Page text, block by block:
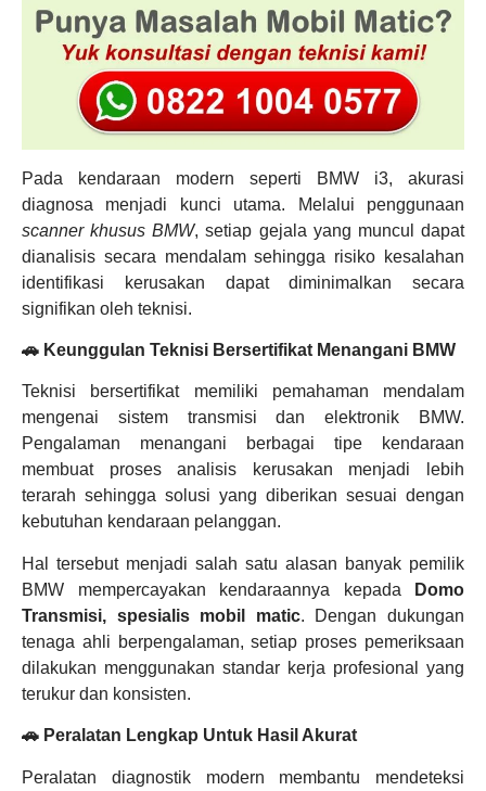
Pada kendaraan modern seperti BMW i3, akurasi
diagnosa menjadi kunci utama. Melalui penggunaan
scanner khusus BMW, setiap gejala yang muncul dapat
dianalisis secara mendalam sehingga risiko kesalahan
identifikasi kerusakan dapat diminimalkan secara
signifikan oleh teknisi.
🚗 Keunggulan Teknisi Bersertifikat Menangani BMW
Teknisi bersertifikat memiliki pemahaman mendalam
mengenai sistem transmisi dan elektronik BMW.
Pengalaman menangani berbagai tipe kendaraan
membuat proses analisis kerusakan menjadi lebih
terarah sehingga solusi yang diberikan sesuai dengan
kebutuhan kendaraan pelanggan.
Hal tersebut menjadi salah satu alasan banyak pemilik
BMW mempercayakan kendaraannya kepada
Domo
Transmisi, spesialis mobil matic. Dengan dukungan
tenaga ahli berpengalaman, setiap proses pemeriksaan
dilakukan menggunakan standar kerja profesional yang
terukur dan konsisten.
🚗 Peralatan Lengkap Untuk Hasil Akurat
Peralatan diagnostik modern membantu mendeteksi